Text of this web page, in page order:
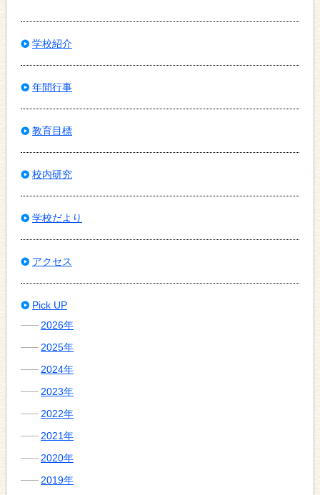
学校紹介
年間行事
教育目標
校内研究
学校だより
アクセス
Pick UP
2026年
2025年
2024年
2023年
2022年
2021年
2020年
2019年